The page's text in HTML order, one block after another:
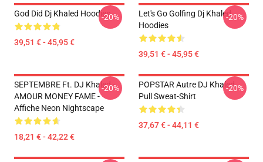
God Did Dj Khaled Hoodies
39,51 € - 45,95 €
-20%
Let's Go Golfing Dj Khaled
Hoodies
39,51 € - 45,95 €
-20%
SEPTEMBRE Ft. DJ Khaled -
AMOUR MONEY FAME -
Affiche Neon Nightscape
18,21 € - 42,22 €
-20%
POPSTAR Autre DJ Khaled
Pull Sweat-Shirt
37,67 € - 44,11 €
-20%